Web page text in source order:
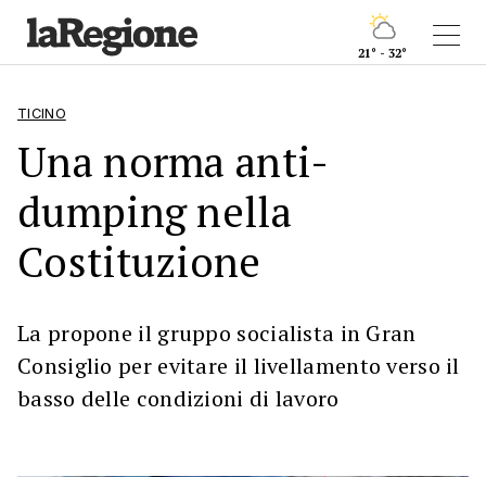
21° - 32°
TICINO
Una norma anti-
dumping nella
Costituzione
La propone il gruppo socialista in Gran
Consiglio per evitare il livellamento verso il
basso delle condizioni di lavoro